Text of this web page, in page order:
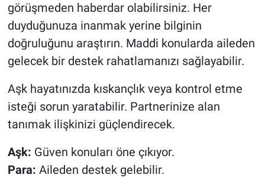
görüşmeden haberdar olabilirsiniz. Her
duyduğunuza inanmak yerine bilginin
doğruluğunu araştırın. Maddi konularda aileden
gelecek bir destek rahatlamanızı sağlayabilir.
Aşk hayatınızda kıskançlık veya kontrol etme
isteği sorun yaratabilir. Partnerinize alan
tanımak ilişkinizi güçlendirecek.
Aşk: Güven konuları öne çıkıyor.
Para: Aileden destek gelebilir.